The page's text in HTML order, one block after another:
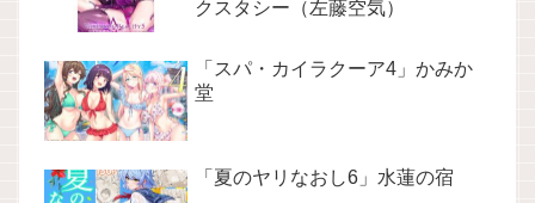
クスタシー（左藤空気）
「スパ・カイラクーア4」かみか
堂
「夏のヤリなおし6」水蓮の宿